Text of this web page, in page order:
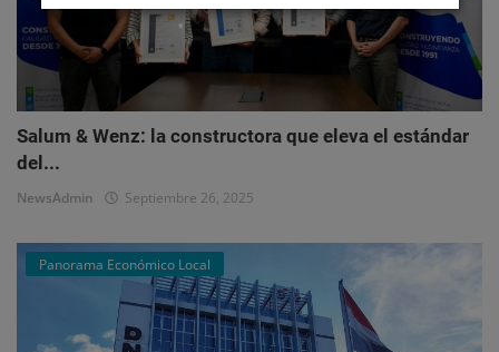
Salum & Wenz: la constructora que eleva el estándar
del...
NewsAdmin Septiembre 26, 2025
Panorama Económico Local